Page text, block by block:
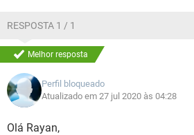
RESPOSTA 1 / 1
Melhor resposta
Perfil bloqueado
Atualizado em 27 jul 2020 às 04:28
Olá Rayan,